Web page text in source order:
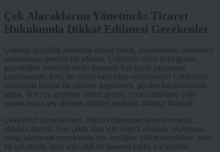
Çek Alacaklarını Yönetmek: Ticaret
Hukukunda Dikkat Edilmesi Gerekenler
Çeklerin geçerlilik sürelerine dikkat etmek, alacaklarınızı yönetirken
atlanmaması gereken bir adımdır. Çekinizin süresi dolduğunda,
geçerliliğini yitirebilir ve bu durumda hak kaybı yaşamanız
kaçınılmazdır. Peki, bu süreyi nasıl takip edebilirsiniz? Çeklerinizi
tarihleriyle birlikte bir takvime kaydetmek, gözden kaçmamalarını
sağlar. Test için geçmişte elinize geçmiş çekleri düşünün; çoğu
zaman bunca şey arasında tarihleri unutmak oldukça kolaydır.
Çeklerinizi almadan önce, ödeyici durumunu kontrol etmeniz
oldukça önemli. Yani çekin sizin için değerli olmasını istiyorsanız,
hangi işletmenin veya kişinin çek verdiğine dikkat etmelisiniz. Kötü
bir çek almak, sizin için ciddi bir finansal kayba yol açabilir.